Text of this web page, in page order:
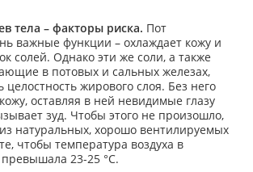
тела – факторы риска. Пот
важные функции – охлаждает кожу и
солей. Однако эти же соли, а также
в потовых и сальных железах,
целостность жирового слоя. Без него
оставляя в ней невидимые глазу
зуд. Чтобы этого не произошло,
натуральных, хорошо вентилируемых
чтобы температура воздуха в
23-25 °С.